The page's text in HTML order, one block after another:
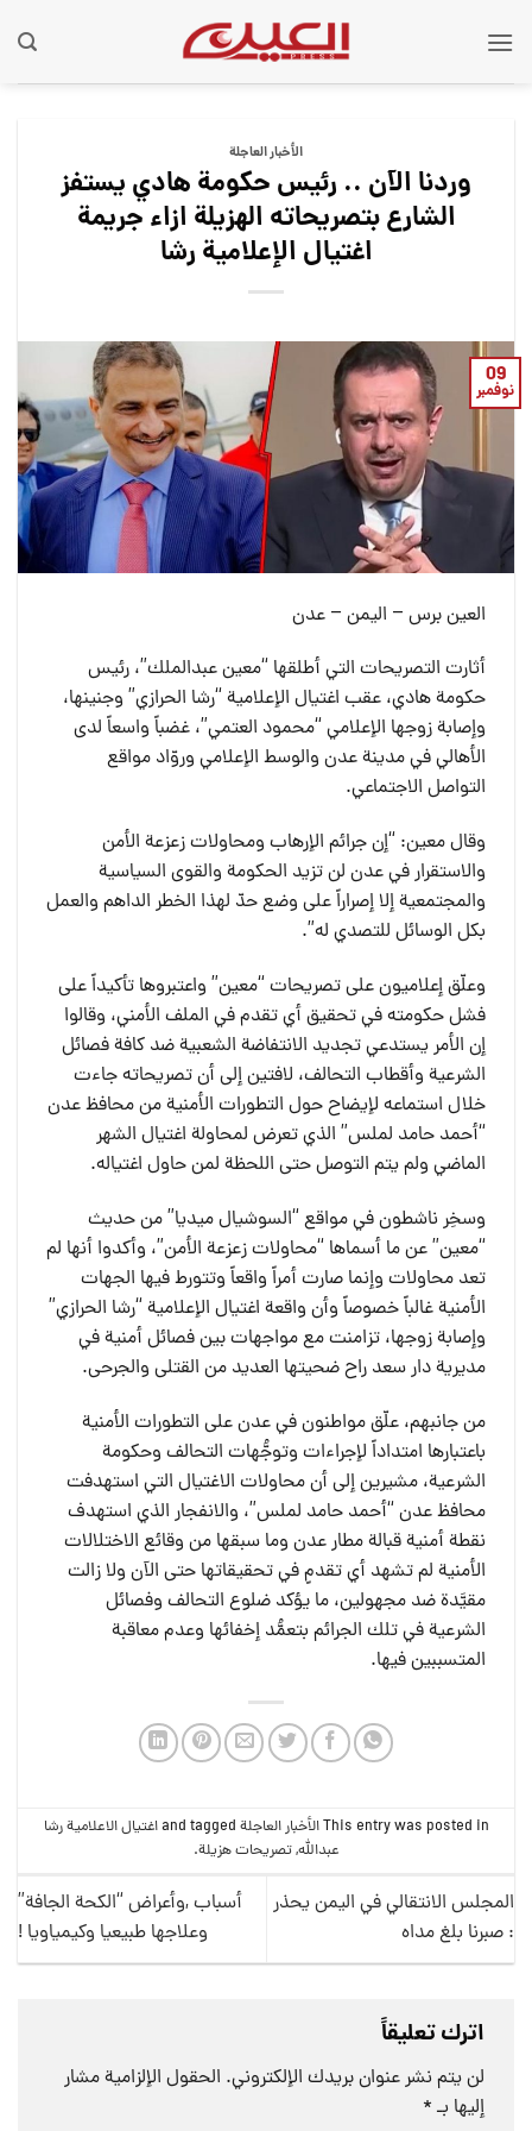
الأخبار العاجلة
وردنا الآن .. رئيس حكومة هادي يستفز
الشارع بتصريحاته الهزيلة ازاء جريمة
اغتيال الإعلامية رشا
09
نوفمبر
العين برس – اليمن – عدن
أثارت التصريحات التي أطلقها “معين عبدالملك”، رئيس
حكومة هادي، عقب اغتيال الإعلامية “رشا الحرازي” وجنينها،
وإصابة زوجها الإعلامي “محمود العتمي”، غضباً واسعاً لدى
الأهالي في مدينة عدن والوسط الإعلامي وروّاد مواقع
التواصل الاجتماعي.
وقال معين: “إن جرائم الإرهاب ومحاولات زعزعة الأمن
والاستقرار في عدن لن تزيد الحكومة والقوى السياسية
والمجتمعية إلا إصراراً على وضع حدّ لهذا الخطر الداهم والعمل
بكل الوسائل للتصدي له”.
وعلّق إعلاميون على تصريحات “معين” واعتبروها تأكيداً على
فشل حكومته في تحقيق أي تقدم في الملف الأمني، وقالوا
إن الأمر يستدعي تجديد الانتفاضة الشعبية ضد كافة فصائل
الشرعية وأقطاب التحالف، لافتين إلى أن تصريحاته جاءت
خلال استماعه لإيضاح حول التطورات الأمنية من محافظ عدن
“أحمد حامد لملس” الذي تعرض لمحاولة اغتيال الشهر
الماضي ولم يتم التوصل حتى اللحظة لمن حاول اغتياله.
وسخِر ناشطون في مواقع “السوشيال ميديا” من حديث
“معين” عن ما أسماها “محاولات زعزعة الأمن”، وأكدوا أنها لم
تعد محاولات وإنما صارت أمراً واقعاً وتتورط فيها الجهات
الأمنية غالباً خصوصاً وأن واقعة اغتيال الإعلامية “رشا الحرازي”
وإصابة زوجها، تزامنت مع مواجهات بين فصائل أمنية في
مديرية دار سعد راح ضحيتها العديد من القتلى والجرحى.
من جانبهم، علّق مواطنون في عدن على التطورات الأمنية
باعتبارها امتداداً لإجراءات وتوجُّهات التحالف وحكومة
الشرعية، مشيرين إلى أن محاولات الاغتيال التي استهدفت
محافظ عدن “أحمد حامد لملس”، والانفجار الذي استهدف
نقطة أمنية قبالة مطار عدن وما سبقها من وقائع الاختلالات
الأمنية لم تشهد أي تقدمٍ في تحقيقاتها حتى الآن ولا زالت
مقيَّدة ضد مجهولين، ما يؤكد ضلوع التحالف وفصائل
الشرعية في تلك الجرائم بتعمُّد إخفائها وعدم معاقبة
المتسببين فيها.
This entry was posted inالأخبار العاجلة
اغتيال الاعلامية رشا
عبدالله,تصريحات هزيلة.
المجلس الانتقالي في اليمن يحذر
: صبرنا بلغ مداه
أسباب ,وأعراض “الكحة الجافة”
وعلاجها طبيعيا وكيمياويا !
اترك تعليقاً
لن يتم نشر عنوان بريدك الإلكتروني. الحقول الإلزامية مشار
إليها بـ *